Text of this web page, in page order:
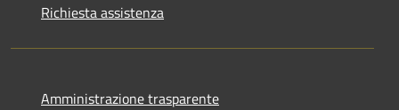
Richiesta assistenza
Amministrazione trasparente